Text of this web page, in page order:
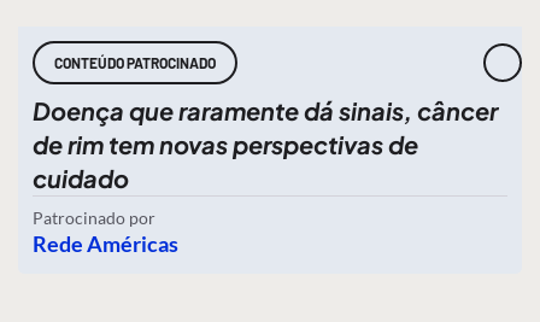
CONTEÚDO PATROCINADO
Doença que raramente dá sinais, câncer
de rim tem novas perspectivas de
cuidado
Patrocinado por
Rede Américas